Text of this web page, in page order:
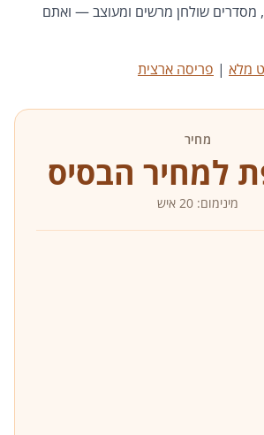
מסדרים שולחן מרשים ומעוצב — ואתם
מלא | פריסה ארצית
מחיר
למחיר הבסיס
מינימום: 20 איש